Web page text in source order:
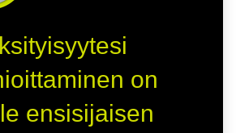
on
ensisijaisen